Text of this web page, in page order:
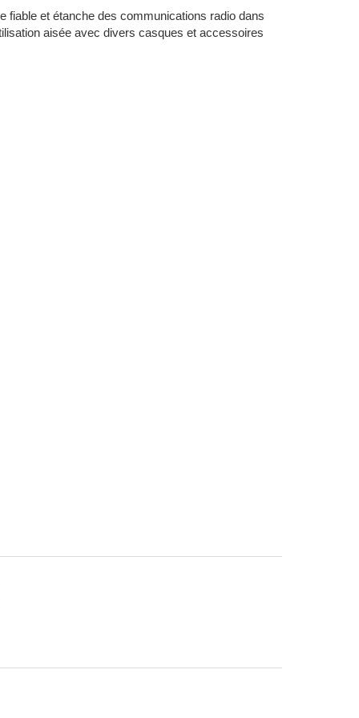
fiable et étanche des communications radio dans
aisée avec divers casques et accessoires